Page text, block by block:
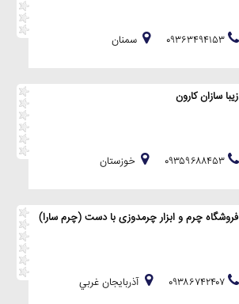
سمنان
زیبا سازان کارون
خوزستان
فروشگاه چرم و ابزار چرمدوزی با دست (چرم سارا)
آذربايجان غربي